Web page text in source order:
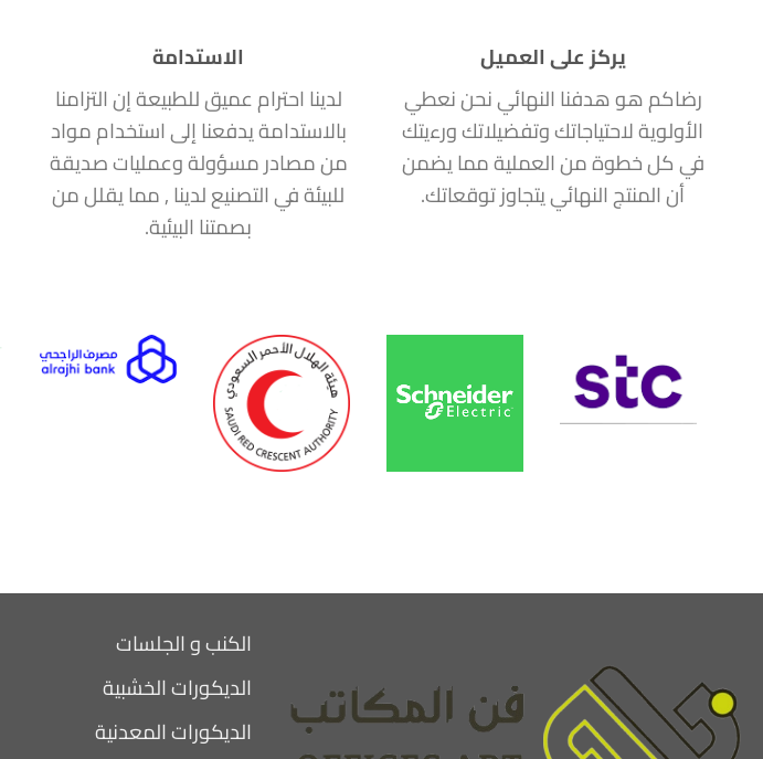
يركز على العميل
رضاكم هو هدفنا النهائي نحن نعطي
الأولوية لاحتياجاتك وتفضيلاتك ورءيتك
في كل خطوة من العملية مما يضمن
أن المنتج النهائي يتجاوز توقعاتك.
الاستدامة
لدينا احترام عميق للطبيعة إن التزامنا
بالاستدامة يدفعنا إلى استخدام مواد
من مصادر مسؤولة وعمليات صديقة
للبيئة في التصنيع لدينا , مما يقلل من
بصمتنا البيئية.
الكنب و الجلسات
الديكورات الخشبية
الديكورات المعدنية